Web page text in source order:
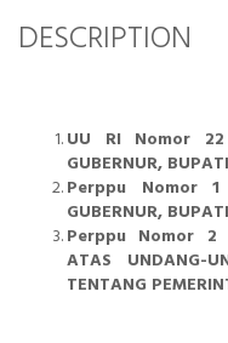
DESCRIPTION
UU RI Nomor 22
GUBERNUR,
Perppu Nomor 1
GUBERNUR,
Perppu Nomor 2
ATAS UNDANG-
TENTANG